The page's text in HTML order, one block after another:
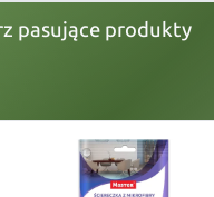
pasujące produkty